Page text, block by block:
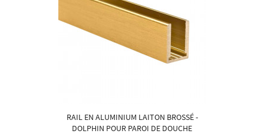
RAIL EN ALUMINIUM LAITON BROSSÉ -
DOLPHIN POUR PAROI DE DOUCHE